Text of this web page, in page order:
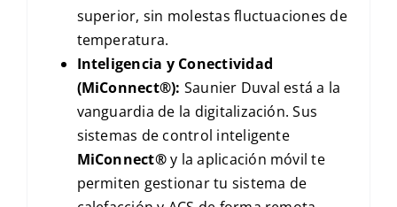
superior, sin molestas fluctuaciones de
temperatura.
Inteligencia y Conectividad
(MiConnect®): Saunier Duval está a la
vanguardia de la digitalización. Sus
sistemas de control inteligente
MiConnect®y la aplicación móvil te
permiten gestionar tu sistema de